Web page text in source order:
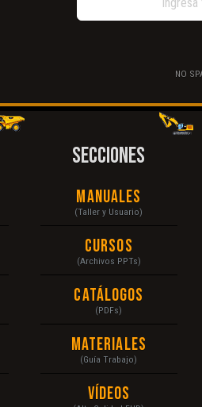
NO
SECCIONES
Manuales
(Taller y Usuario)
Cursos
(Archivos PPTs)
Catálogos
(PDFs)
Materiales
(Guía Trabajo)
Vídeos